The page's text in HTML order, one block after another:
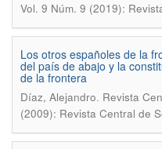
Vol. 9 Núm. 9 (2019):
Los otros españoles de la
del país de abajo y la
de la frontera
Díaz, Alejandro. Revista
(2009): Revista Central de